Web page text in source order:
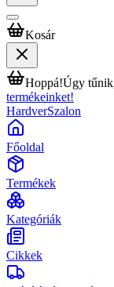
Kosár
Hoppá!Úgy
termékeinket!
HardverSzalon
Főoldal
Termékek
Kategóriák
Cikkek